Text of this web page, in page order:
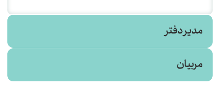
مدیر دفتر
مربیان